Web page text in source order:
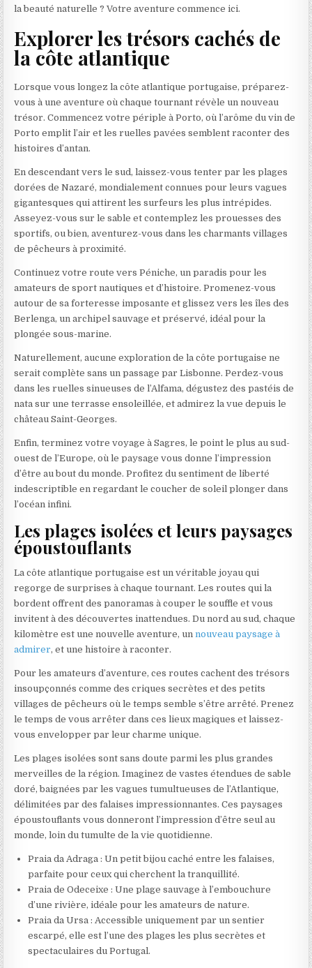
la beauté naturelle ? Votre aventure commence ici.
Explorer les trésors cachés de
la côte atlantique
Lorsque vous longez la côte atlantique portugaise, préparez-
vous à une aventure où chaque tournant révèle un nouveau
trésor. Commencez votre périple à Porto, où l’arôme du vin de
Porto emplit l’air et les ruelles pavées semblent raconter des
histoires d’antan.
En descendant vers le sud, laissez-vous tenter par les plages
dorées de Nazaré, mondialement connues pour leurs vagues
gigantesques qui attirent les surfeurs les plus intrépides.
Asseyez-vous sur le sable et contemplez les prouesses des
sportifs, ou bien, aventurez-vous dans les charmants villages
de pêcheurs à proximité.
Continuez votre route vers Péniche, un paradis pour les
amateurs de sport nautiques et d’histoire. Promenez-vous
autour de sa forteresse imposante et glissez vers les îles des
Berlenga, un archipel sauvage et préservé, idéal pour la
plongée sous-marine.
Naturellement, aucune exploration de la côte portugaise ne
serait complète sans un passage par Lisbonne. Perdez-vous
dans les ruelles sinueuses de l’Alfama, dégustez des pastéis de
nata sur une terrasse ensoleillée, et admirez la vue depuis le
château Saint-Georges.
Enfin, terminez votre voyage à Sagres, le point le plus au sud-
ouest de l’Europe, où le paysage vous donne l’impression
d’être au bout du monde. Profitez du sentiment de liberté
indescriptible en regardant le coucher de soleil plonger dans
l’océan infini.
Les plages isolées et leurs paysages
époustouflants
La côte atlantique portugaise est un véritable joyau qui
regorge de surprises à chaque tournant. Les routes qui la
bordent offrent des panoramas à couper le souffle et vous
invitent à des découvertes inattendues. Du nord au sud, chaque
kilomètre est une nouvelle aventure, unnouveau paysage à
admirer, et une histoire à raconter.
Pour les amateurs d’aventure, ces routes cachent des trésors
insoupçonnés comme des criques secrètes et des petits
villages de pêcheurs où le temps semble s’être arrêté. Prenez
le temps de vous arrêter dans ces lieux magiques et laissez-
vous envelopper par leur charme unique.
Les plages isolées sont sans doute parmi les plus grandes
merveilles de la région. Imaginez de vastes étendues de sable
doré, baignées par les vagues tumultueuses de l’Atlantique,
délimitées par des falaises impressionnantes. Ces paysages
époustouflants vous donneront l’impression d’être seul au
monde, loin du tumulte de la vie quotidienne.
Praia da Adraga : Un petit bijou caché entre les falaises,
parfaite pour ceux qui cherchent la tranquillité.
Praia de Odeceixe : Une plage sauvage à l’embouchure
d’une rivière, idéale pour les amateurs de nature.
Praia da Ursa : Accessible uniquement par un sentier
escarpé, elle est l’une des plages les plus secrètes et
spectaculaires du Portugal.